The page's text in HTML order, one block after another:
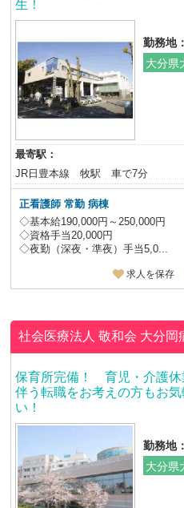
生！
勤務地：
大分県
最寄駅：
JR日豊本線 牧駅 車で7分
正看護師 常勤 病棟
◇基本給190,000円～250,000円
◇資格手当20,000円
◇夜勤（深夜・準夜）手当5,0...
求人を保存
社会医療法人 敬和会 大分岡
保育所完備！ 育児・介護
伴う転職をお考えの方もお
い！
勤務地：
大分県